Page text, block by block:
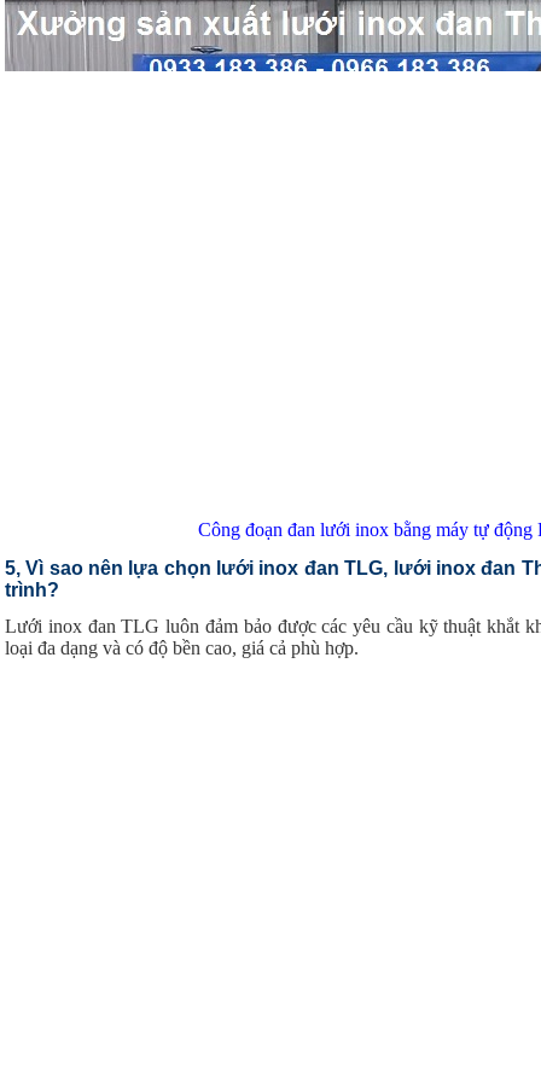
Công đoạn đan lưới inox bằng máy tự động
5, Vì sao nên lựa chọn lưới inox đan TLG, lưới inox đan
trình?
Lưới inox đan TLG luôn đảm bảo được các yêu cầu kỹ thuật khắt
loại đa dạng và có độ bền cao, giá cả phù hợp.